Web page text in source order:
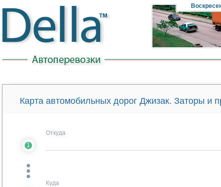
Карта автомобильных дорог Джизак. Заторы и
1
Откуда
Куда